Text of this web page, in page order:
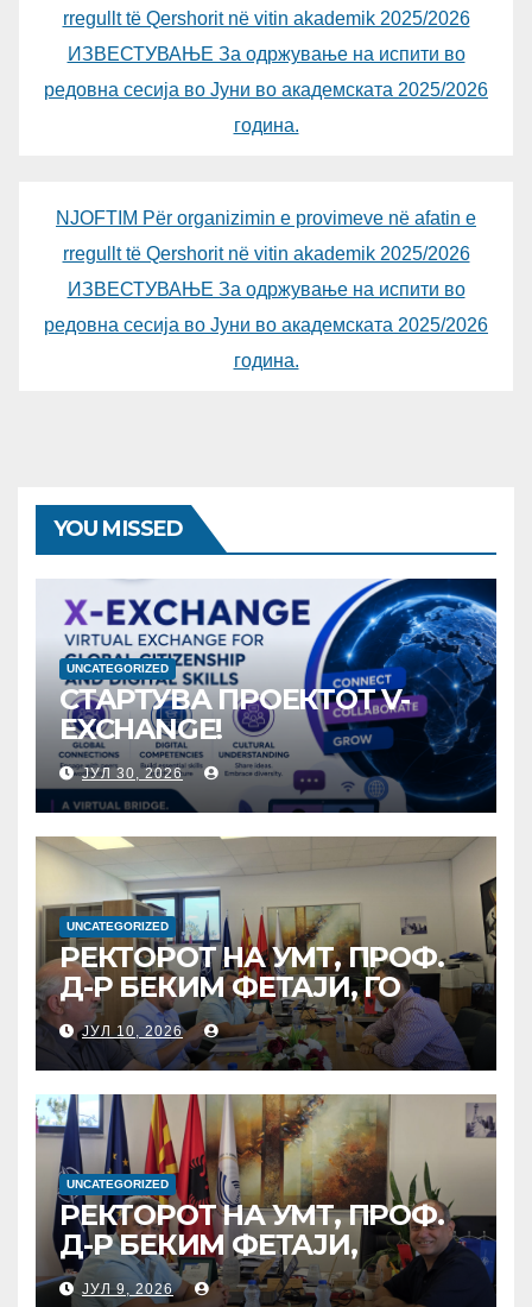
rregullt të Qershorit në vitin akademik 2025/2026
ИЗВЕСТУВАЊЕ За одржување на испити во
редовна сесија во Јуни во академската 2025/2026
година.
NJOFTIM Për organizimin e provimeve në afatin e
rregullt të Qershorit në vitin akademik 2025/2026
ИЗВЕСТУВАЊЕ За одржување на испити во
редовна сесија во Јуни во академската 2025/2026
година.
YOU MISSED
UNCATEGORIZED
СТАРТУВА ПРОЕКТОТ V-
EXCHANGE!
УНИВЕРЗИТЕТОТ „МАЈКА
ТЕРЕЗА“ ВО СКОПЈЕ ЈА
ПРЕДВОДИ
МЕЃУНАРОДНАТА
ИНИЦИЈАТИВА ЗА
ДИГИТАЛНО
ОБРАЗОВАНИЕ И
ГЛОБАЛНО ГРАЃАНСТВО
ЈУЛ 30, 2026
UNCATEGORIZED
РЕКТОРОТ НА УМТ, ПРОФ.
Д-Р БЕКИМ ФЕТАЈИ, ГО
ПРЕЧЕКА НА ОФИЦИЈАЛНА
СРЕДБА ГЕНЕРАЛНИОТ
ДИРЕКТОР НА АД МЕПСО,
Д-Р БУРИМ ЛАТИФИ
ЈУЛ 10, 2026
UNCATEGORIZED
РЕКТОРОТ НА УМТ, ПРОФ.
Д-Р БЕКИМ ФЕТАЈИ,
ОДРЖА РАБОТНА СРЕДБА
ЈУЛ 9, 2026